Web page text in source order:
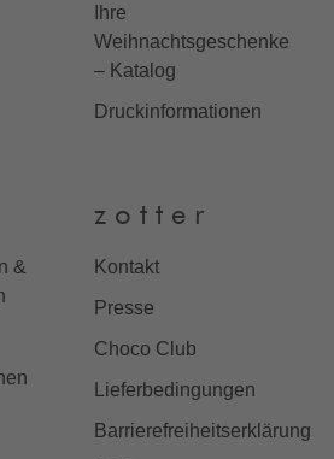
Ihre
Weihnachtsgeschenke
– Katalog
Druckinformationen
&
z o t t e r
Kontakt
Presse
Choco Club
Lieferbedingungen
Barrierefreiheitserklärung